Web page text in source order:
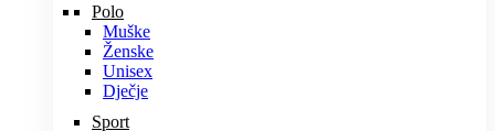
Polo
Muške
Ženske
Unisex
Dječje
Sport